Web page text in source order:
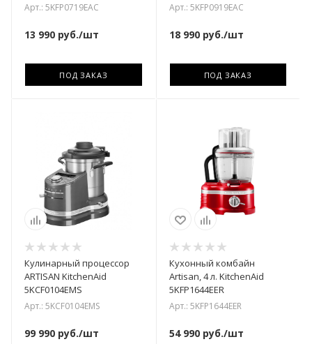
Арт.: 5KFP0719EAC
13 990 руб./шт
ПОД ЗАКАЗ
Арт.: 5KFP0919EAC
18 990руб./шт
ПОД ЗАКАЗ
Кулинарный процессор
ARTISAN KitchenAid
5KCF0104EMS
Арт.: 5KCF0104EMS
99 990 руб./шт
Кухонный комбайн
Artisan, 4 л. KitchenAid
5KFP1644EER
Арт.: 5KFP1644EER
54 990руб./шт